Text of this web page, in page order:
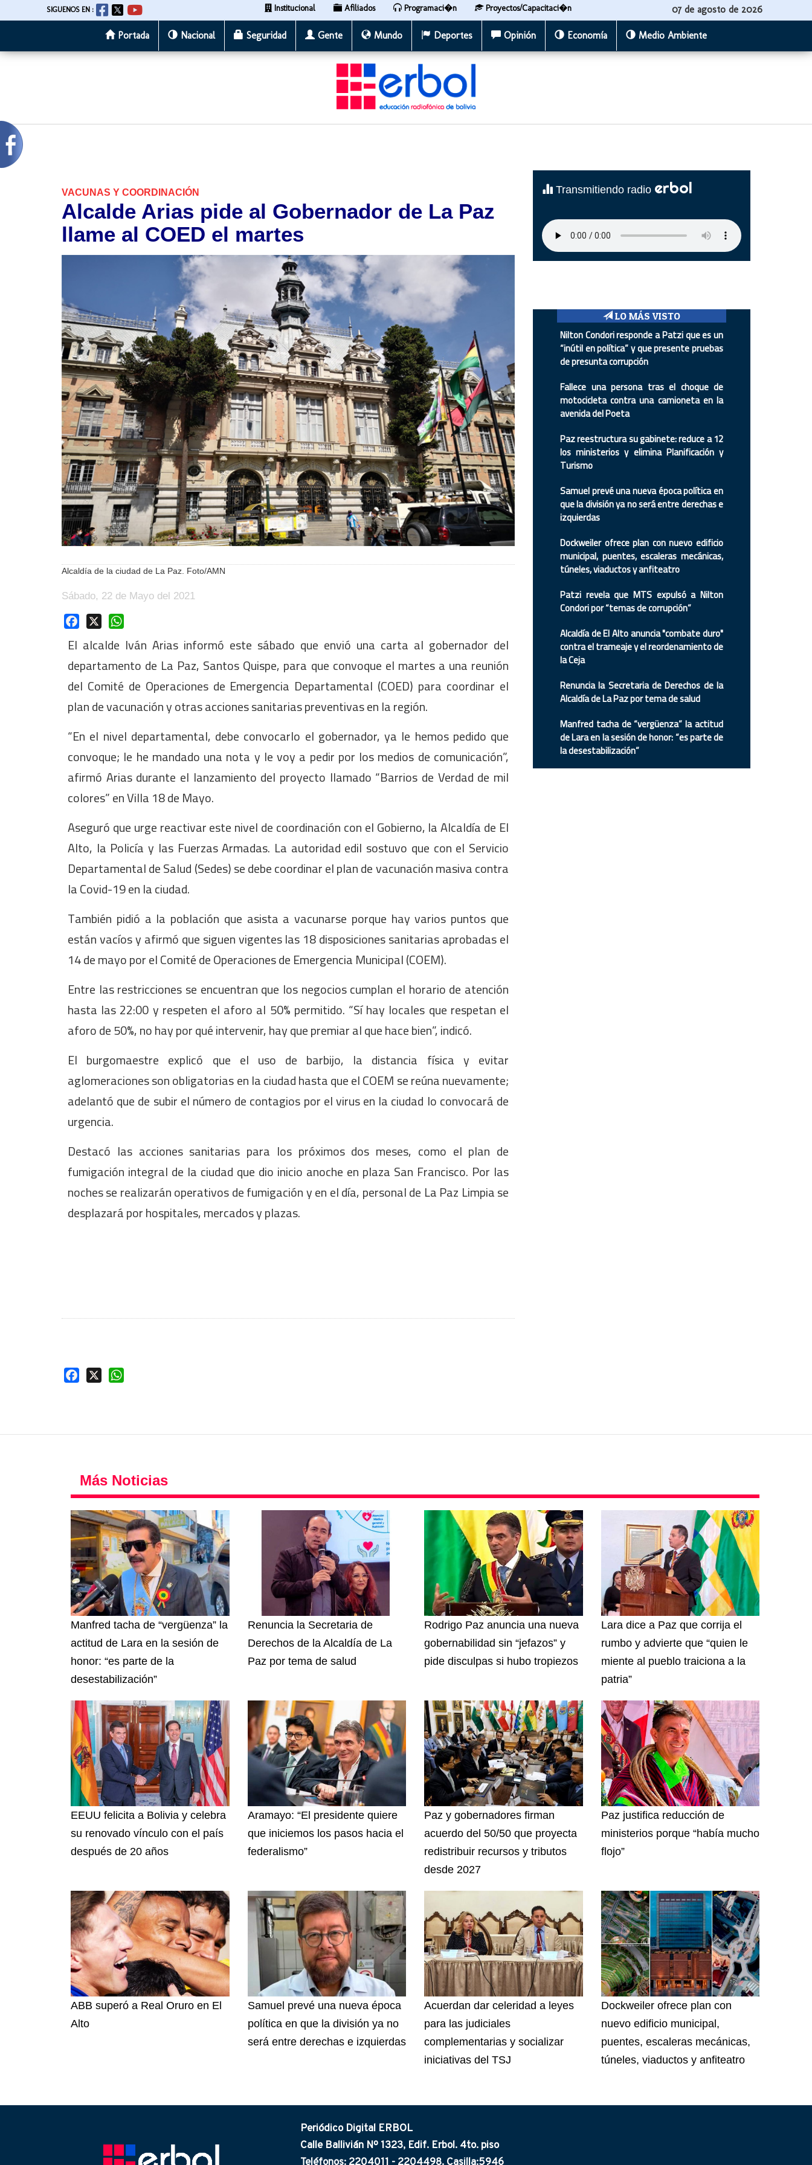
al
SIGUENOS EN : Institucional Afiliados Programaci�n Proyectos/Capacitaci�n 07 de agosto de 2026
Portada Nacional Seguridad Gente Mundo Deportes Opinión Economía Medio Ambiente
VACUNAS Y COORDINACIÓN
Alcalde Arias pide al Gobernador de La Paz
llame al COED el martes
Alcaldía de la ciudad de La Paz. Foto/AMN
Sábado, 22 de Mayo del 2021
Facebook
El alcalde Iván Arias informó este sábado que envió una carta al gobernador del
departamento de La Paz, Santos Quispe, para que convoque el martes a una reunión
del Comité de Operaciones de Emergencia Departamental (COED) para coordinar el
plan de vacunación y otras acciones sanitarias preventivas en la región.
“En el nivel departamental, debe convocarlo el gobernador, ya le hemos pedido que
convoque; le he mandado una nota y le voy a pedir por los medios de comunicación”,
afirmó Arias durante el lanzamiento del proyecto llamado “Barrios de Verdad de mil
colores” en Villa 18 de Mayo.
Aseguró que urge reactivar este nivel de coordinación con el Gobierno, la Alcaldía de El
Alto, la Policía y las Fuerzas Armadas. La autoridad edil sostuvo que con el Servicio
Departamental de Salud (Sedes) se debe coordinar el plan de vacunación masiva contra
la Covid-19 en la ciudad.
También pidió a la población que asista a vacunarse porque hay varios puntos que
están vacíos y afirmó que siguen vigentes las 18 disposiciones sanitarias aprobadas el
14 de mayo por el Comité de Operaciones de Emergencia Municipal (COEM).
Entre las restricciones se encuentran que los negocios cumplan el horario de atención
hasta las 22:00 y respeten el aforo al 50% permitido. “Sí hay locales que respetan el
aforo de 50%, no hay por qué intervenir, hay que premiar al que hace bien”, indicó.
El burgomaestre explicó que el uso de barbijo, la distancia física y evitar
aglomeraciones son obligatorias en la ciudad hasta que el COEM se reúna nuevamente;
adelantó que de subir el número de contagios por el virus en la ciudad lo convocará de
urgencia.
Destacó las acciones sanitarias para los próximos dos meses, como el plan de
fumigación integral de la ciudad que dio inicio anoche en plaza San Francisco. Por las
noches se realizarán operativos de fumigación y en el día, personal de La Paz Limpia se
desplazará por hospitales, mercados y plazas.
Facebook
Transmitiendo radio erbol
LO MÁS VISTO
Nilton Condori responde a Patzi que es un
“inútil en política” y que presente pruebas
de presunta corrupción
Fallece una persona tras el choque de
motocicleta contra una camioneta en la
avenida del Poeta
Paz reestructura su gabinete: reduce a 12
los ministerios y elimina Planificación y
Turismo
Samuel prevé una nueva época política en
que la división ya no será entre derechas e
izquierdas
Dockweiler ofrece plan con nuevo edificio
municipal, puentes, escaleras mecánicas,
túneles, viaductos y anfiteatro
Patzi revela que MTS expulsó a Nilton
Condori por “temas de corrupción”
Alcaldía de El Alto anuncia "combate duro"
contra el trameaje y el reordenamiento de
la Ceja
Renuncia la Secretaria de Derechos de la
Alcaldía de La Paz por tema de salud
Manfred tacha de “vergüenza” la actitud
de Lara en la sesión de honor: “es parte de
la desestabilización”
Más Noticias
Manfred tacha de “vergüenza” la
actitud de Lara en la sesión de
honor: “es parte de la
desestabilización”
Renuncia la Secretaria de
Derechos de la Alcaldía de La
Paz por tema de salud
Rodrigo Paz anuncia una nueva
gobernabilidad sin “jefazos” y
pide disculpas si hubo tropiezos
Lara dice a Paz que corrija el
rumbo y advierte que “quien le
miente al pueblo traiciona a la
patria”
EEUU felicita a Bolivia y celebra
su renovado vínculo con el país
después de 20 años
Aramayo: “El presidente quiere
que iniciemos los pasos hacia el
federalismo”
Paz y gobernadores firman
acuerdo del 50/50 que proyecta
redistribuir recursos y tributos
desde 2027
Paz justifica reducción de
ministerios porque “había mucho
flojo”
ABB superó a Real Oruro en El
Alto
Samuel prevé una nueva época
política en que la división ya no
será entre derechas e izquierdas
Acuerdan dar celeridad a leyes
para las judiciales
complementarias y socializar
iniciativas del TSJ
Dockweiler ofrece plan con
nuevo edificio municipal,
puentes, escaleras mecánicas,
túneles, viaductos y anfiteatro
Periódico Digital ERBOL
Calle Ballivián Nº 1323, Edif. Erbol. 4to. piso